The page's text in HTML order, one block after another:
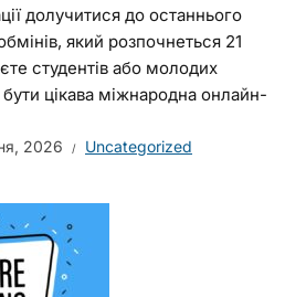
долучитися до останнього
який розпочнеться 21
студентів або молодих
цікава міжнародна онлайн-
2026 Uncategorized